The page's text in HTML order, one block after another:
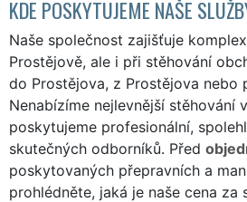
KDE POSKYTUJEME NAŠE
Naše společnost zajišťuje
Prostějově, ale i při stěhování
do Prostějova, z Prostějova nebo
Nenabízíme nejlevnější stěhování
poskytujeme profesionální,
skutečných odborníků. Před
poskytovaných přepravních a
prohlédněte, jaká je naše cena za